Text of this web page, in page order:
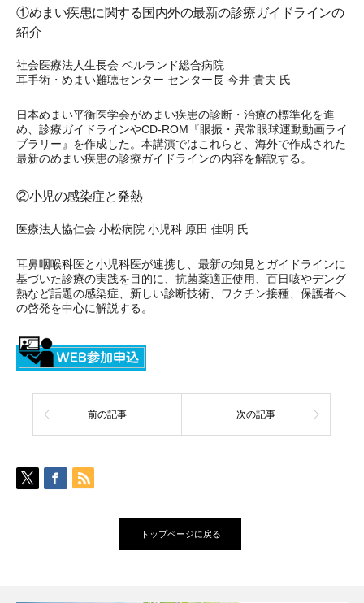
①めまい疾患に関する国内外の最新の診療ガイドラインの
紹介
社会医療法人生長会 ベルランド総合病院
耳手術・めまい難聴センター センター長 今井 貴夫 氏
日本めまい平衡医学会がめまい疾患の診断・治療の標準化を進
め、診療ガイドラインやCD-ROM『眼振・異常眼球運動動画ライ
ブラリー』を作成した。本講演ではこれらと、海外で作成された
最新のめまい疾患の診療ガイドラインの内容を解説する。
②小児の感染症と発熱
医療法人協仁会 小松病院 小児科 原田 佳明 氏
耳鼻咽喉科医と小児科医が連携し、最新の知見とガイドラインに
基づいた診療の実践を目的に、抗菌薬適正使用、百日咳やデング
熱など話題の感染症、新しい診断技術、ワクチン接種、保護者へ
の啓発を中心に解説する。
前の記事 次の記事
トップページに戻る